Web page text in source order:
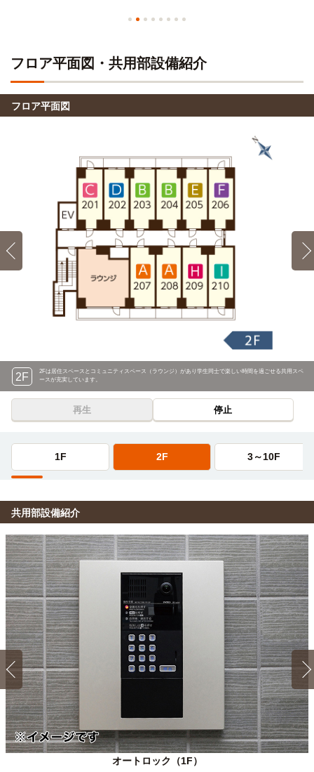
登戸→(小田急小田原線快速急行9分)→下北沢(7分)→(京王井
の頭線7分)→渋谷
渋谷美容専門学校 電車
23分
登戸→(小田急小田原線快速急行9分)→下北沢(7分)→(京王井
青山製図専門学校
登戸→(小田急小田原線快速急行9分)→下北沢(7分)→(京王井
の頭線7分)→渋谷
東京デザインプレックス研究所
登戸→(小田急小田原線快速急行9分)→下北沢(7分)→(京王井
の頭線7分)→渋谷
フロア平面図・共用部設備紹介
フロア平面図
再生 停止
2F 2Fは居住スペースとコミュニティスペース（ ラウンジ）があり学生同士で楽しい時間を過ごせる共用スペ
ースが充実しています。
1F 2F 3～10F
共用部設備紹介
オートロック（1F）